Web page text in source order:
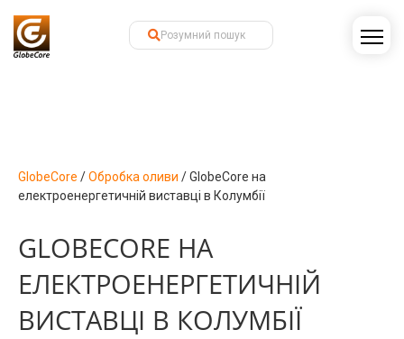
GlobeCore /Обробка оливи /GlobeCore на
електроенергетичній виставці в Колумбії
GLOBECORE НА
ЕЛЕКТРОЕНЕРГЕТИЧНІЙ
ВИСТАВЦІ В КОЛУМБІЇ